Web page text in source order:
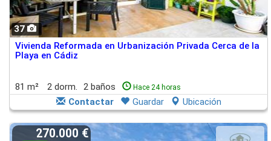
37
Vivienda Reformada en Urbanización Privada Cerca de la
Playa en Cádiz
81 m² 2 dorm. 2 baños Hace 24 horas
Contactar Guardar Ubicación
270.000 €